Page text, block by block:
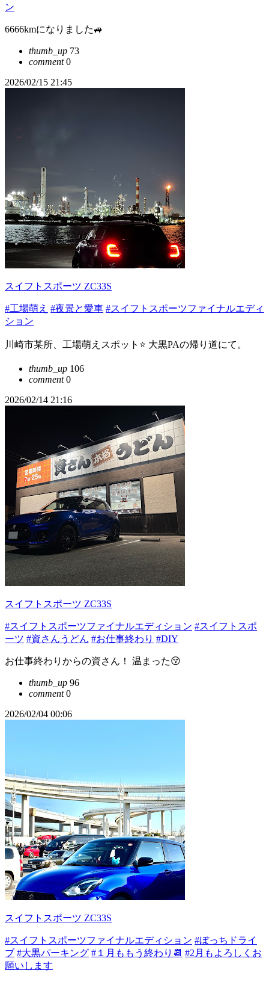
ン
6666kmになりました🚙
thumb_up 73
comment0
2026/02/15 21:45
スイフトスポーツ ZC33S
#工場萌え #夜景と愛車 #スイフトスポーツファイナルエディ
ション
川崎市某所、工場萌えスポット⭐️ 大黒PAの帰り道にて。
thumb_up 106
comment0
2026/02/14 21:16
スイフトスポーツ ZC33S
#スイフトスポーツファイナルエディション #スイフトスポ
ーツ #資さんうどん #お仕事終わり #DIY
お仕事終わりからの資さん！ 温まった😚
thumb_up 96
comment0
2026/02/04 00:06
スイフトスポーツ ZC33S
#スイフトスポーツファイナルエディション #ぼっちドライ
ブ #大黒パーキング #１月ももう終わり📆 #2月もよろしくお
願いします